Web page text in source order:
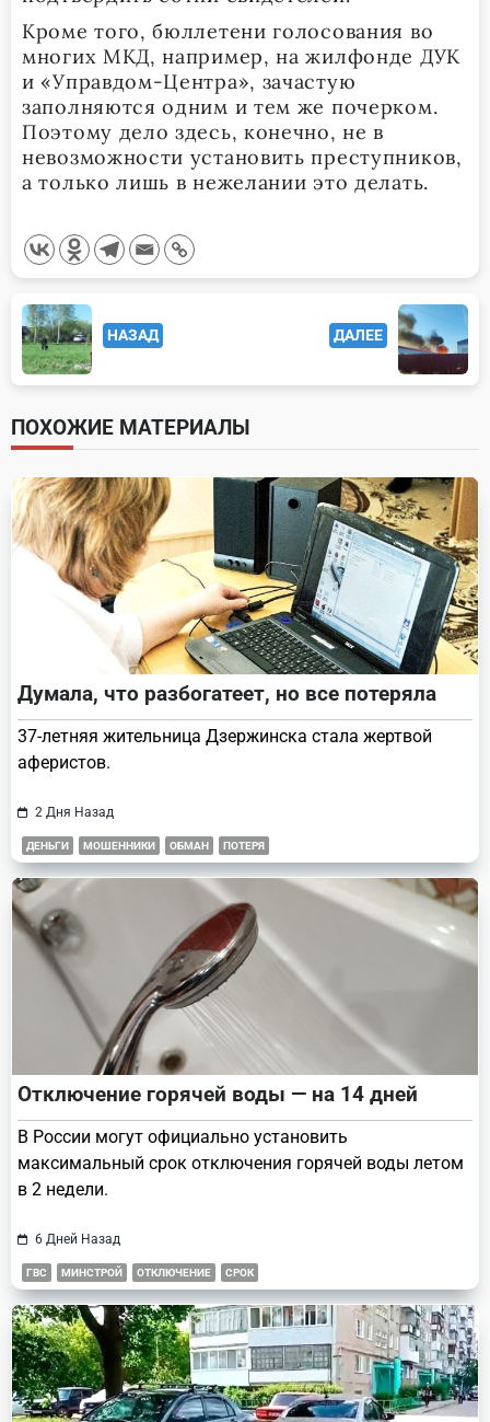
Кроме того, бюллетени голосования во
многих МКД, например, на жилфонде ДУК
и «Управдом-Центра», зачастую
заполняются одним и тем же почерком.
Поэтому дело здесь, конечно, не в
невозможности установить преступников,
а только лишь в нежелании это делать.
<span
class="nav-
subtitle
screen-
reader-
text">Page</span>
НАЗАД ДАЛЕЕ
ПОХОЖИЕ МАТЕРИАЛЫ
Думала, что разбогатеет, но все потеряла
37-летняя жительница Дзержинска стала жертвой
аферистов.
2 Дня Назад
ДЕНЬГИ МОШЕННИКИ ОБМАН ПОТЕРЯ
Отключение горячей воды — на 14 дней
В России могут официально установить
максимальный срок отключения горячей воды летом
в 2 недели.
6 Дней Назад
ГВС МИНСТРОЙ ОТКЛЮЧЕНИЕ СРОК